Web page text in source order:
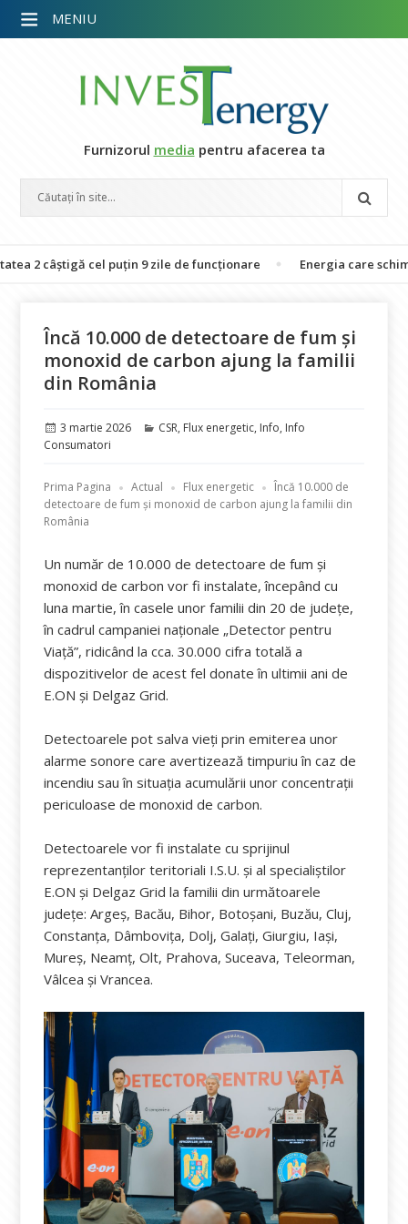
Furnizorul media pentru afacerea ta
cel puțin 9 zile de funcționare Energia care schimbă
Încă 10.000 de detectoare de fum și
monoxid de carbon ajung la familii
din România
Publicat
pe
3 martie 2026 Categorii
CSR, Flux energetic, Info, Info
Consumatori
Prima Pagina Actual Flux energetic
Încă 10.000 de
detectoare de fum și monoxid de carbon ajung la familii din
România
Un număr de 10.000 de detectoare de fum și
monoxid de carbon vor fi instalate, începând cu
luna martie, în casele unor familii din 20 de județe,
în cadrul campaniei naționale „Detector pentru
Viață”, ridicând la cca. 30.000 cifra totală a
dispozitivelor de acest fel donate în ultimii ani de
E.ON și Delgaz Grid.
Detectoarele pot salva vieți prin emiterea unor
alarme sonore care avertizează timpuriu în caz de
incendiu sau în situația acumulării unor concentrații
periculoase de monoxid de carbon.
Detectoarele vor fi instalate cu sprijinul
reprezentanților teritoriali I.S.U. și al specialiștilor
E.ON și Delgaz Grid la familii din următoarele
județe: Argeș, Bacău, Bihor, Botoșani, Buzău, Cluj,
Constanța, Dâmbovița, Dolj, Galați, Giurgiu, Iași,
Mureș, Neamț, Olt, Prahova, Suceava, Teleorman,
Vâlcea și Vrancea.
MENIU